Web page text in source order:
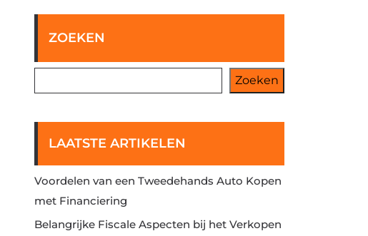
ZOEKEN
Zoeken
LAATSTE ARTIKELEN
Voordelen van een Tweedehands Auto Kopen
met Financiering
Belangrijke Fiscale Aspecten bij het Verkopen